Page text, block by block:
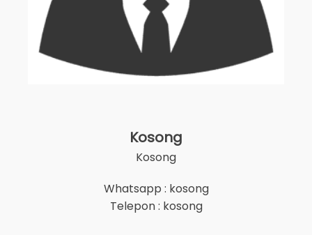
Kosong
Kosong
Whatsapp : kosong
Telepon : kosong